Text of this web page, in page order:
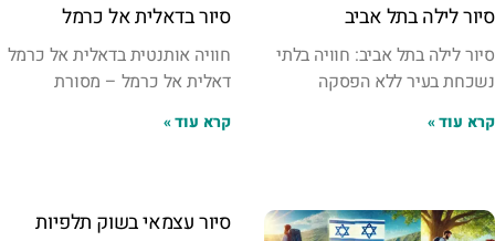
סיור לילה בתל אביב
סיור לילה בתל אביב: חוויה בלתי
נשכחת בעיר ללא הפסקה
קרא עוד »
סיור בדאלית אל כרמל
חוויה אותנטית בדאלית אל כרמל
דאלית אל כרמל – מסורת
קרא עוד »
סיור עצמאי בשוק תלפיות